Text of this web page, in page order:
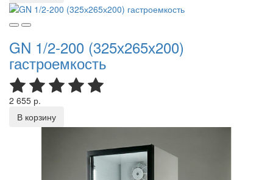
GN 1/2-200 (325х265х200)
гастроемкость
2 655 р.
В корзину